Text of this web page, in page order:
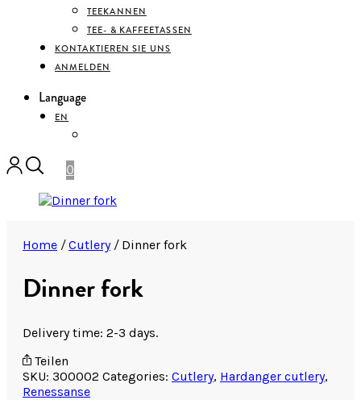
TEEKANNEN
TEE- & KAFFEETASSEN
KONTAKTIEREN SIE UNS
ANMELDEN
Language
EN
0
Home / Cutlery /Dinner fork
Dinner fork
Delivery time: 2-3 days.
Teilen
SKU: 300002 Categories: Cutlery, Hardanger cutlery,
Renessanse